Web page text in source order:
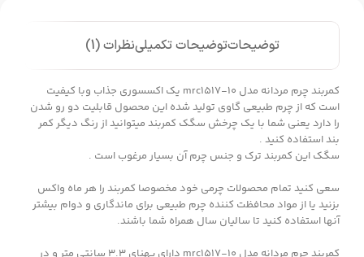
توضیحاتتوضیحات تکمیلینظرات (1)
کمربند چرم مردانه مدل mrc1517-10 یک اکسسوری جذاب وبا کیفیت
است که از چرم طبیعی گاوی تولید شده این محصول قابلیت دو رو شدن
را دارد یعنی شما با یک چرخش سگک کمربند میتوانید از رنگ دیگر کمر
بند استفاده کنید .
سگک این کمربند ترک و جنس چرم آن بسیار مرغوب است .
سعی کنید تمام محصولات چرمی خود مخصوصا کمربند را هر ماه واکس
بزنید یا از مواد محافظت کننده چرم طبیعی برای ماندگاری و دوام بیشتر
آنها استفاده کنید تا سالیان سال همراه شما باشند.